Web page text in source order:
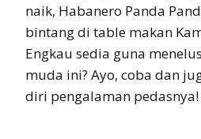
naik, Habanero Panda
bintang di table makan
Engkau sedia guna
muda ini? Ayo, coba dan
diri pengalaman pedasnya!